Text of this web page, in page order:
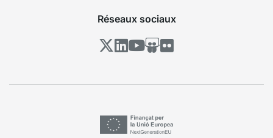
Réseaux sociaux